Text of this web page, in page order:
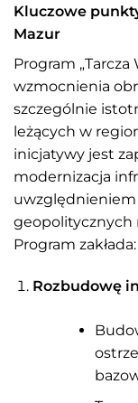
Kluczowe
Mazur
Program
wzmocnienia
szczególnie
leżących w
inicjatywy jest
modernizacja
uwzględnieniem
geopolitycznych
Program zakłada:
Rozbudowę